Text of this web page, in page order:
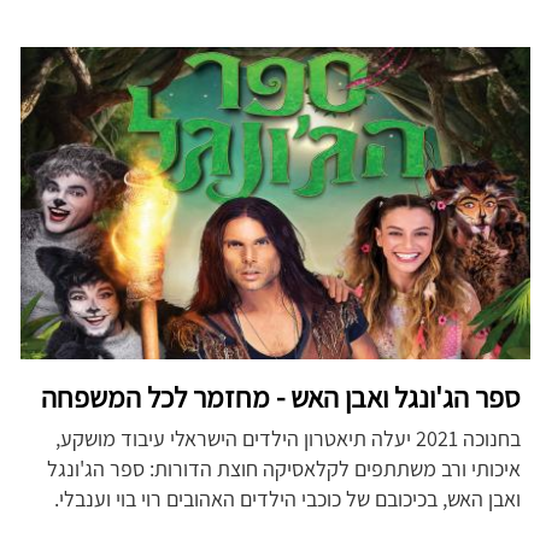
ספר הג'ונגל ואבן האש - מחזמר לכל המשפחה
בחנוכה 2021 יעלה תיאטרון הילדים הישראלי עיבוד מושקע,
איכותי ורב משתתפים לקלאסיקה חוצת הדורות: ספר הג'ונגל
ואבן האש, בכיכובם של כוכבי הילדים האהובים רוי בוי וענבלי.